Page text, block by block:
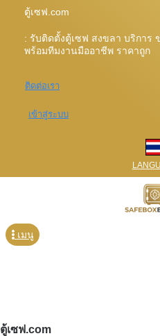
ตู้เซฟ.com
: รับติดตั้งตู้เซฟ สงขลา บริการ
พร้อมทีมงานมืออาชีพ ราคาถูก
ติดต่อเรา
เข้าสู่ระบบ
เมนู
ตู้เซฟ.com